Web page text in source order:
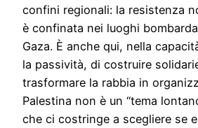
confini regionali: la resistenza
è confinata nei luoghi
Gaza. È anche qui, nella
la passività, di costruire
trasformare la rabbia in
Palestina non è un “tema
che ci costringe a scegliere se